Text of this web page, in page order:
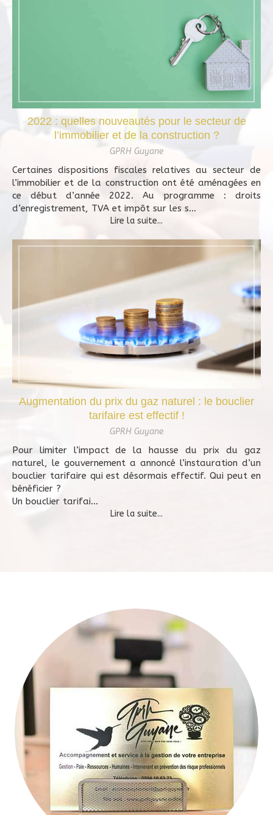
2022 : quelles nouveautés pour le secteur de
l’immobilier et de la construction ?
GPRH Guyane
Certaines dispositions fiscales relatives au secteur de
l’immobilier et de la construction ont été aménagées en
ce début d’année 2022. Au programme : droits
d’enregistrement, TVA et impôt sur les s...
Lire la suite...
Augmentation du prix du gaz naturel : le bouclier
tarifaire est effectif !
GPRH Guyane
Pour limiter l’impact de la hausse du prix du gaz
naturel, le gouvernement a annoncé l’instauration d’un
bouclier tarifaire qui est désormais effectif. Qui peut en
bénéficier ?
Un bouclier tarifai...
Lire la suite...